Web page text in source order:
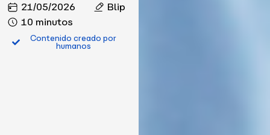
21/05/2026
Blip
10 minutos
Contenido creado por
humanos